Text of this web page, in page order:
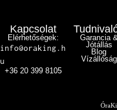
Kapcsolat
Elérhetőségek:
info@oraking.h
u
+36 20 399 8105
Garancia
Jótállás
Blog
Vízállóság